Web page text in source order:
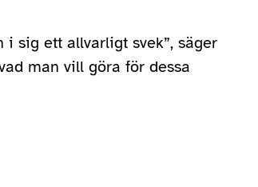
sig ett allvarligt svek”, säger
man vill göra för dessa